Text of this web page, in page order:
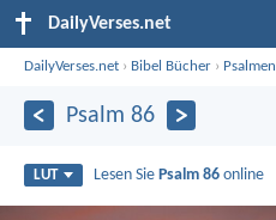
DailyVerses.net
DailyVerses.net › Bibel Bücher › Psalmen
Psalm 86
LUT Lesen Sie Psalm 86 online